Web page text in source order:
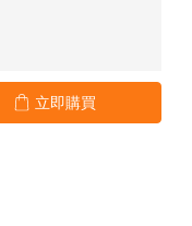
立即購買